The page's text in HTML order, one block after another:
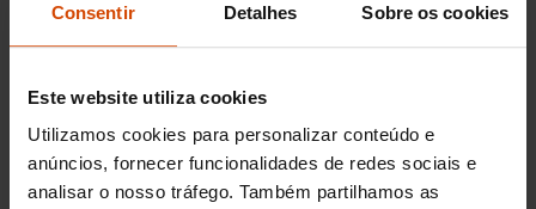
Consentir Detalhes Sobre os cookies
Este website utiliza cookies
Utilizamos cookies para personalizar conteúdo e
anúncios, fornecer funcionalidades de redes sociais e
analisar o nosso tráfego. Também partilhamos as